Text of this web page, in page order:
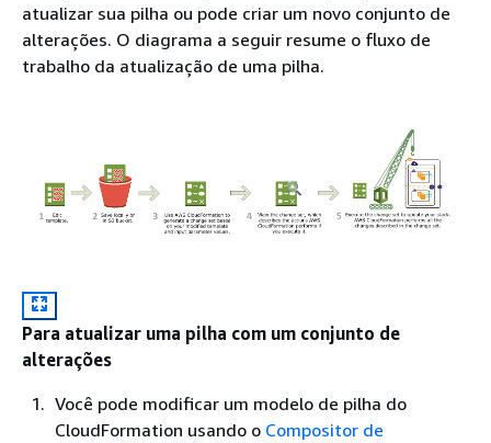
atualizar sua pilha ou pode criar um novo conjunto de
alterações. O diagrama a seguir resume o fluxo de
trabalho da atualização de uma pilha.
Para atualizar uma pilha com um conjunto de
alterações
Você pode modificar um modelo de pilha do
CloudFormation usando o Compositor de